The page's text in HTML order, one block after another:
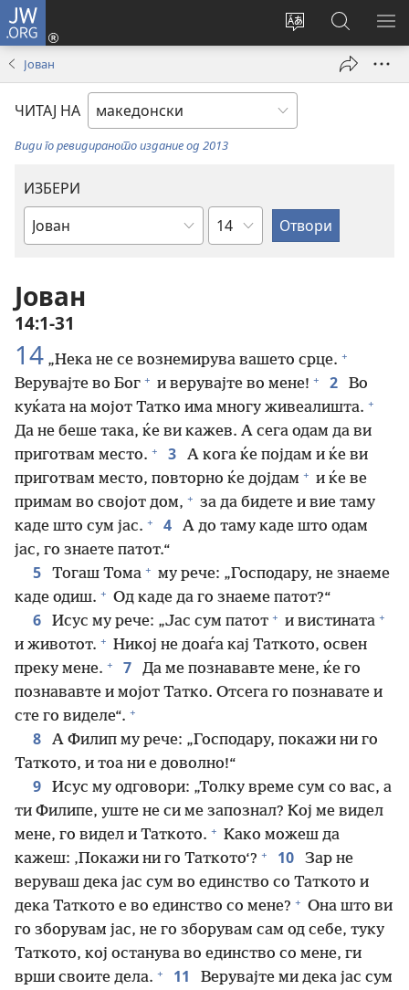
JW.ORG
Смени
јазикот
на
страницата
Најави
се
window)
на
JW.ORG/
Јован
ЧИТАЈ НА
Види го ревидираното издание од 2013
ИЗБЕРИ
Библиска
Поглавје
Јован
14:1-31
14 „Нека не се вознемирува вашето срце. +
Верувајте во Бог + и верувајте во мене! + 2
Во
куќата на мојот Татко има многу живеалишта. +
Да не беше така, ќе ви кажев. А сега одам да ви
приготвам место. + 3
А кога ќе појдам и ќе ви
приготвам место, повторно ќе дојдам + и ќе ве
примам во својот дом, + за да бидете и вие таму
каде што сум јас. + 4
А до таму каде што одам
јас, го знаете патот.“
5 Тогаш Тома + му рече: „Господару, не знаеме
каде одиш. + Од каде да го знаеме патот?“
6 Исус му рече: „Јас сум патот + и вистината +
и животот. + Никој не доаѓа кај Таткото, освен
преку мене. + 7
Да ме познававте мене, ќе го
познававте и мојот Татко. Отсега го познавате и
сте го виделе“. +
8
А Филип му рече: „Господару, покажи ни го
Таткото, и тоа ни е доволно!“
9
Исус му одговори: „Толку време сум со вас, а
ти Филипе, уште не си ме запознал? Кој ме видел
мене, го видел и Таткото. + Како можеш да
кажеш: ‚Покажи ни го Таткото‘? + 10
Зар не
веруваш дека јас сум во единство со Таткото и
дека Таткото е во единство со мене? + Она што ви
го зборувам јас, не го зборувам сам од себе, туку
Таткото, кој останува во единство со мене, ги
врши своите дела. + 11
Верувајте ми дека јас сум